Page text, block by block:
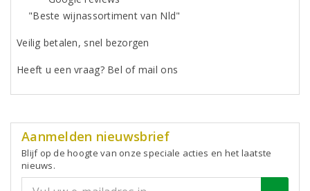
"Beste wijnassortiment van Nld"
Veilig betalen, snel bezorgen
Heeft u een vraag? Bel of mail ons
Aanmelden nieuwsbrief
Blijf op de hoogte van onze speciale acties en het laatste
nieuws.